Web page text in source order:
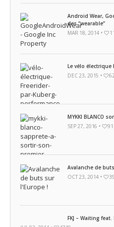
Android Wear,
des “wearable”
MAR 18, 2014 •
Le vélo électrique
DEC 23, 2015 •
MYKKI BLANCO
SEP 27, 2016 •
Avalanche de
OCT 23, 2014 •
FKJ – Waiting